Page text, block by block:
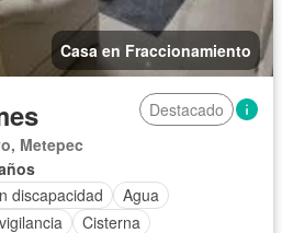
Casa en Fraccionamiento
Destacado
Metepec
discapacidad
Agua
Cisterna